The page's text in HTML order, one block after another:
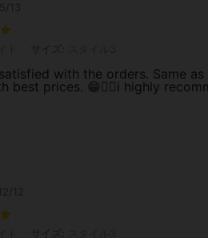
with the orders. Same
best prices. 😁👍🏻i highly